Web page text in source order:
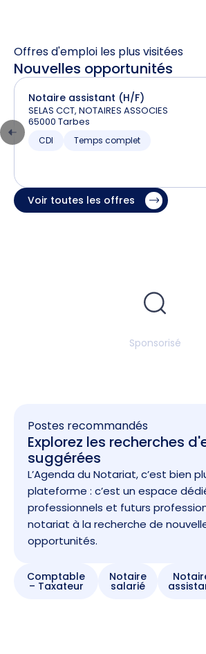
Offres d'emploi les plus visitées
Nouvelles opportunités
Notaire assistant (H/F)
SELAS CCT, NOTAIRES ASSOCIES
65000 Tarbes
CDI Temps complet
Voir toutes les offres
Sponsorisé
Postes recommandés
Explorez les recherches
suggérées
L’Agenda du Notariat, c’est bien
plateforme : c’est un espace
professionnels et futurs
notariat à la recherche de
opportunités.
Comptable
– Taxateur
Notaire
salarié